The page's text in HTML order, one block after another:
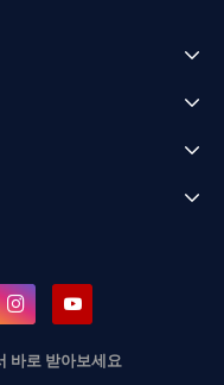
바로 받아보세요